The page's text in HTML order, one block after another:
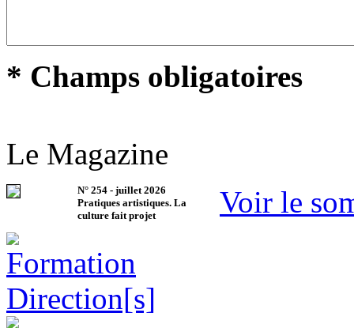
* Champs obligatoires
Le Magazine
N° 254 - juillet 2026
Pratiques artistiques. La
culture fait projet
Voir le